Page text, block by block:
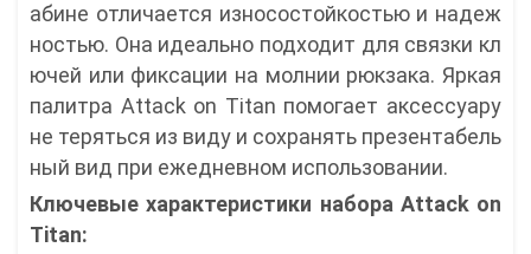
абине отличается износостойкостью и надеж
ностью. Она идеально подходит для связки кл
ючей или фиксации на молнии рюкзака. Яркая
палитра Attack on Titan помогает аксессуару
не теряться из виду и сохранять презентабель
ный вид при ежедневном использовании.
Ключевые характеристики набора Attack on
Titan: